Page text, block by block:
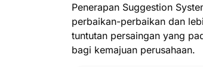
Penerapan Suggestion
perbaikan-perbaikan dan
tuntutan persaingan yang
bagi kemajuan perusahaan.